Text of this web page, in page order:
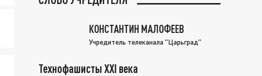
КОНСТАНТИН МАЛОФЕЕВ
Учредитель телеканала "Царьград"
Технофашисты XXI века